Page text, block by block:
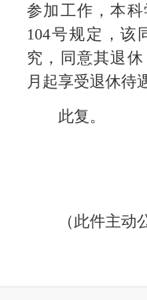
参加工作，本科
104号规定，该
究，同意其退休
月起享受退休待
此复。
（此件主动公